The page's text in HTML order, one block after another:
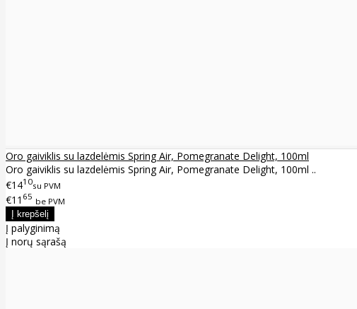
Oro gaiviklis su lazdelėmis Spring Air, Pomegranate Delight, 100ml
Oro gaiviklis su lazdelėmis Spring Air, Pomegranate Delight, 100ml ..
€1410su PVM
€11 65 be PVM
Į palyginimą
Į norų sąrašą